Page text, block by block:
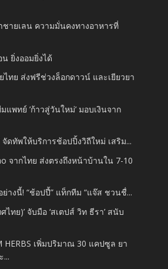
ชายเลน ความมั่นคงทางอาหารที่
ยิ่งออมยิ่งได้
ทย ส่งฟรีช่วงล็อกดาวน์ และเยียวยา
พทย์ ’ก้าวสู่วันใหม่’ มอบเงินจาก
จัดทัพให้บริการช้อปปิ้งวิถีใหม่ เสริม...
จากไทย ส่งตรงถึงหน้าบ้านใน 7-10
างนี้! “ช้อปปี้” แท็กทีม “แจ๊ส ชวนชื่...
ศไทย)’ จับมือ ‘สเตปส์ วิท ธีรา’ สนับ
HERBS เพิ่มปริมาณ 30 แคปซูล ยา